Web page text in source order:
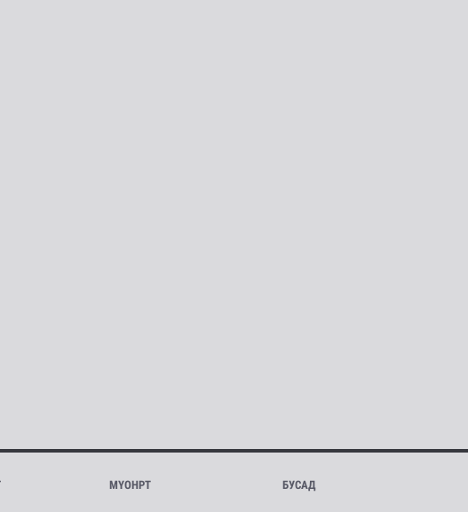
МҮОНРТ БУСАД